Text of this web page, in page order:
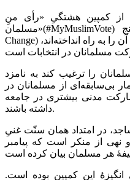
از کمپین هشتگیِ «رأی منِ
مسلمان»(#MyMuslimVote) که گروه «ام پاور چینج»(MPower
Change) و «انجمن ملّی دانشجویان مسلمان» آن را به راه انداخته‌‌‌اند،
را ترغیب کند به نامزد
بی‌سابقه‌ای از مسلمانان در
مدنی بیشتری در جامعه
داشته باشند.
در امتداد همان سنّت غنیِ
از منکر است که پیامبر
انگیزۀ این کمپین بوده است.